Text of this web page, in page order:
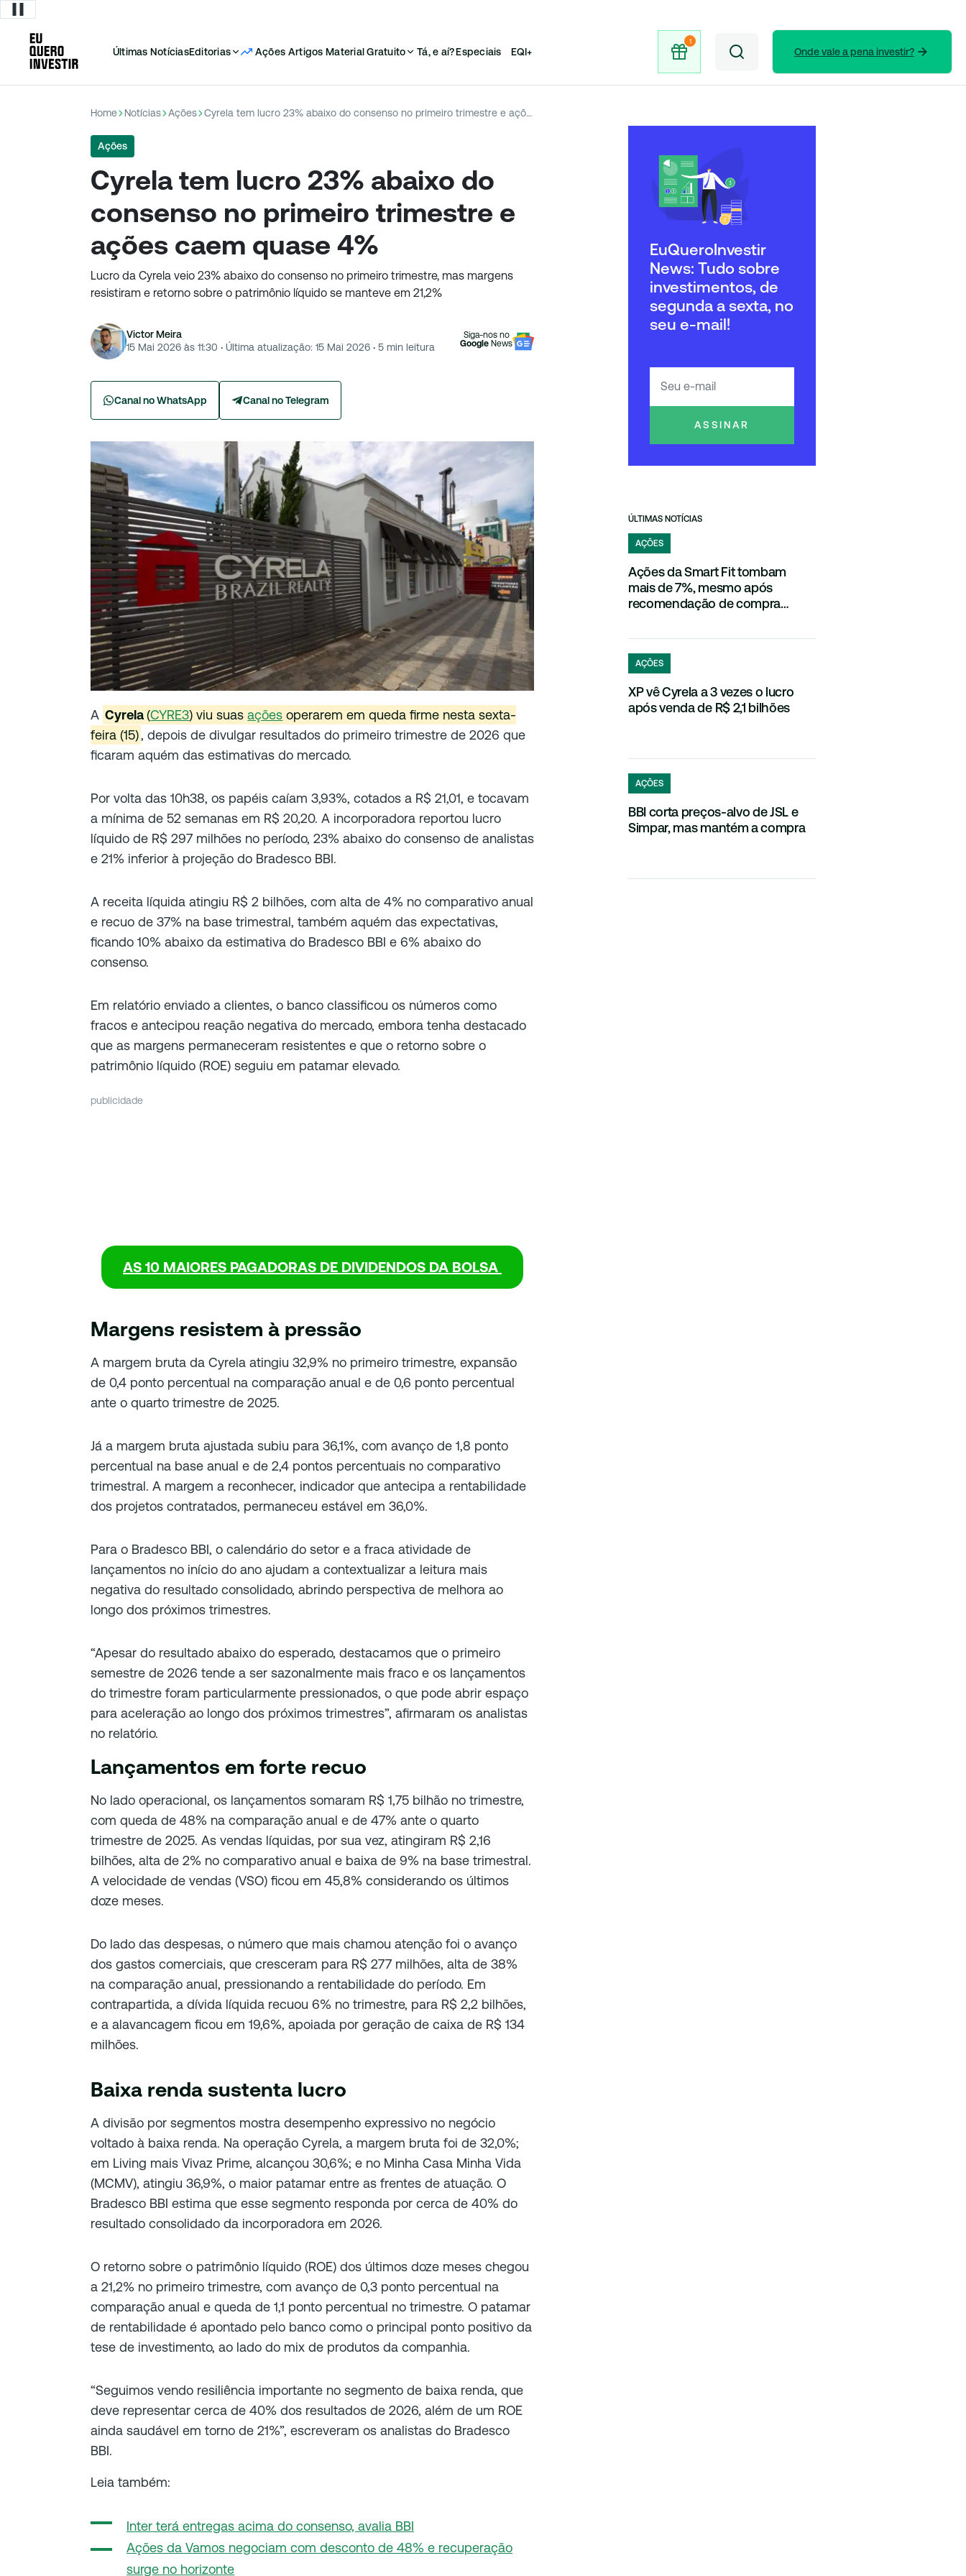
Últimas NotíciasEditorias Ações Artigos Material Gratuito Tá, e aí?Especiais EQI+ Onde vale a pena investir?
Home Notícias Ações Cyrela tem lucro 23% abaixo do consenso no primeiro trimestre e ações caem quase 4%
Ações
Cyrela tem lucro 23% abaixo do
consenso no primeiro trimestre e
ações caem quase 4%
Lucro da Cyrela veio 23% abaixo do consenso no primeiro trimestre, mas margens
resistiram e retorno sobre o patrimônio líquido se manteve em 21,2%
Victor Meira
15 Mai 2026 às 11:30 · Última atualização: 15 Mai 2026 · 5 min leitura
Siga-nos no
Google News
Canal no WhatsApp Canal no Telegram
A Cyrela(CYRE3) viu suasações operarem em queda firme nesta sexta-
feira (15), depois de divulgar resultados do primeiro trimestre de 2026 que
ficaram aquém das estimativas do mercado.
Por volta das 10h38, os papéis caíam 3,93%, cotados a R$ 21,01, e tocavam
a mínima de 52 semanas em R$ 20,20. A incorporadora reportou lucro
líquido de R$ 297 milhões no período, 23% abaixo do consenso de analistas
e 21% inferior à projeção do Bradesco BBI.
A receita líquida atingiu R$ 2 bilhões, com alta de 4% no comparativo anual
e recuo de 37% na base trimestral, também aquém das expectativas,
ficando 10% abaixo da estimativa do Bradesco BBI e 6% abaixo do
consenso.
Em relatório enviado a clientes, o banco classificou os números como
fracos e antecipou reação negativa do mercado, embora tenha destacado
que as margens permaneceram resistentes e que o retorno sobre o
patrimônio líquido (ROE) seguiu em patamar elevado.
publicidade
AS 10 MAIORES PAGADORAS DE DIVIDENDOS DA BOLSA
Margens resistem à pressão
A margem bruta da Cyrela atingiu 32,9% no primeiro trimestre, expansão
de 0,4 ponto percentual na comparação anual e de 0,6 ponto percentual
ante o quarto trimestre de 2025.
Já a margem bruta ajustada subiu para 36,1%, com avanço de 1,8 ponto
percentual na base anual e de 2,4 pontos percentuais no comparativo
trimestral. A margem a reconhecer, indicador que antecipa a rentabilidade
dos projetos contratados, permaneceu estável em 36,0%.
Para o Bradesco BBI, o calendário do setor e a fraca atividade de
lançamentos no início do ano ajudam a contextualizar a leitura mais
negativa do resultado consolidado, abrindo perspectiva de melhora ao
longo dos próximos trimestres.
“Apesar do resultado abaixo do esperado, destacamos que o primeiro
semestre de 2026 tende a ser sazonalmente mais fraco e os lançamentos
do trimestre foram particularmente pressionados, o que pode abrir espaço
para aceleração ao longo dos próximos trimestres”, afirmaram os analistas
no relatório.
Lançamentos em forte recuo
No lado operacional, os lançamentos somaram R$ 1,75 bilhão no trimestre,
com queda de 48% na comparação anual e de 47% ante o quarto
trimestre de 2025. As vendas líquidas, por sua vez, atingiram R$ 2,16
bilhões, alta de 2% no comparativo anual e baixa de 9% na base trimestral.
A velocidade de vendas (VSO) ficou em 45,8% considerando os últimos
doze meses.
Do lado das despesas, o número que mais chamou atenção foi o avanço
dos gastos comerciais, que cresceram para R$ 277 milhões, alta de 38%
na comparação anual, pressionando a rentabilidade do período. Em
contrapartida, a dívida líquida recuou 6% no trimestre, para R$ 2,2 bilhões,
e a alavancagem ficou em 19,6%, apoiada por geração de caixa de R$ 134
milhões.
Baixa renda sustenta lucro
A divisão por segmentos mostra desempenho expressivo no negócio
voltado à baixa renda. Na operação Cyrela, a margem bruta foi de 32,0%;
em Living mais Vivaz Prime, alcançou 30,6%; e no Minha Casa Minha Vida
(MCMV), atingiu 36,9%, o maior patamar entre as frentes de atuação. O
Bradesco BBI estima que esse segmento responda por cerca de 40% do
resultado consolidado da incorporadora em 2026.
O retorno sobre o patrimônio líquido (ROE) dos últimos doze meses chegou
a 21,2% no primeiro trimestre, com avanço de 0,3 ponto percentual na
comparação anual e queda de 1,1 ponto percentual no trimestre. O patamar
de rentabilidade é apontado pelo banco como o principal ponto positivo da
tese de investimento, ao lado do mix de produtos da companhia.
“Seguimos vendo resiliência importante no segmento de baixa renda, que
deve representar cerca de 40% dos resultados de 2026, além de um ROE
ainda saudável em torno de 21%”, escreveram os analistas do Bradesco
BBI.
Leia também:
Inter terá entregas acima do consenso, avalia BBI
Ações da Vamos negociam com desconto de 48% e recuperação
surge no horizonte
EuQueroInvestir
News: Tudo sobre
investimentos, de
segunda a sexta, no
seu e-mail!
ASSINAR
ÚLTIMAS NOTÍCIAS
AÇÕES
Ações da Smart Fit tombam
mais de 7%, mesmo após
recomendação de compra
AÇÕES
XP vê Cyrela a 3 vezes o lucro
após venda de R$ 2,1 bilhões
AÇÕES
BBI corta preços-alvo de JSL e
Simpar, mas mantém a compra